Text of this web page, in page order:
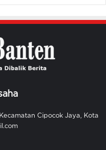
Cipocok Jaya, Kota